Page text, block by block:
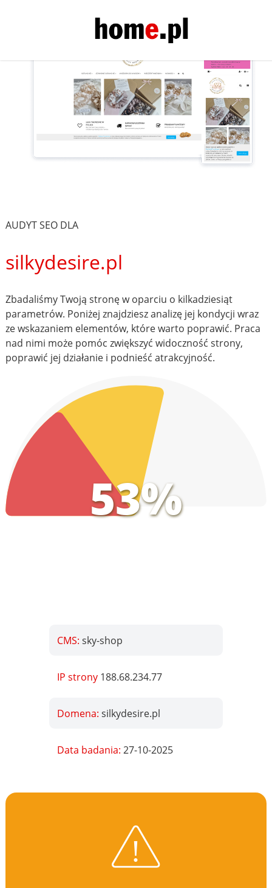
AUDYT SEO DLA
silkydesire.pl
Zbadaliśmy Twoją stronę w oparciu o kilkadziesiąt
parametrów. Poniżej znajdziesz analizę jej kondycji wraz
ze wskazaniem elementów, które warto poprawić. Praca
nad nimi może pomóc zwiększyć widoczność strony,
poprawić jej działanie i podnieść atrakcyjność.
53%
CMS:sky-shop
IP strony 188.68.234.77
Domena:silkydesire.pl
Data badania:27-10-2025